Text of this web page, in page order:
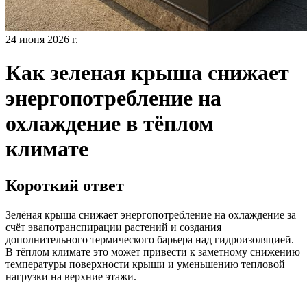
24 июня 2026 г.
Как зеленая крыша снижает
энергопотребление на
охлаждение в тёплом
климате
Короткий ответ
Зелёная крыша снижает энергопотребление на охлаждение за
счёт эвапотранспирации растений и создания
дополнительного термического барьера над гидроизоляцией.
В тёплом климате это может привести к заметному снижению
температуры поверхности крыши и уменьшению тепловой
нагрузки на верхние этажи.